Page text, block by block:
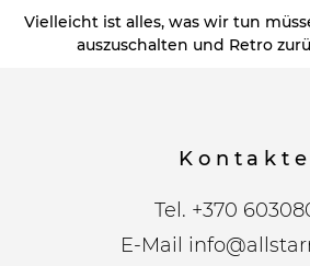
Vielleicht ist alles, was wir tun
auszuschalten und Retro
Kontakte
Tel. +370
E-Mail